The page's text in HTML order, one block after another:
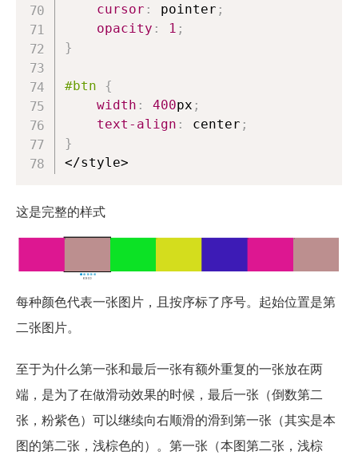
cursor : pointer ;
opacity : 1 ;
}
#btn
{
width : 400px ;
text-align : center ;
}
这是完整的样式
每种颜色代表一张图片，且按序标了序号。起始位置是第
二张图片。
至于为什么第一张和最后一张有额外重复的一张放在两
端，是为了在做滑动效果的时候，最后一张（倒数第二
张，粉紫色）可以继续向右顺滑的滑到第一张（其实是本
图的第二张，浅棕色的）。第一张（本图第二张，浅棕